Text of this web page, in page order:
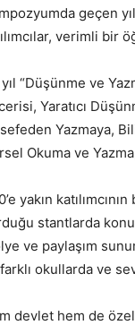
geçen
verimli bir
“Düşünme ve
Yaratıcı
Yazmaya,
Okuma ve
yakın
stantlarda
ve paylaşım
okullarda ve
devlet hem de